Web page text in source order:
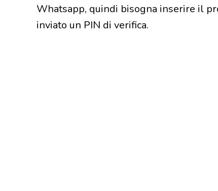
Whatsapp, quindi bisogna inserire il
inviato un PIN di verifica.